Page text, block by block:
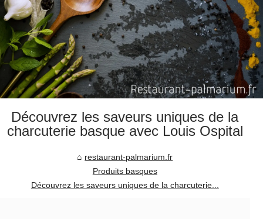
Découvrez les saveurs uniques de la
charcuterie basque avec Louis Ospital
restaurant-palmarium.fr
Produits basques
Découvrez les saveurs uniques de la charcuterie...